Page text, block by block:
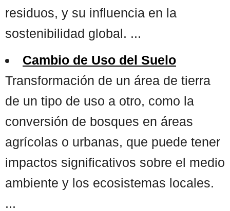
residuos, y su influencia en la
sostenibilidad global. ...
Cambio de Uso del Suelo
Transformación de un área de tierra
de un tipo de uso a otro, como la
conversión de bosques en áreas
agrícolas o urbanas, que puede tener
impactos significativos sobre el medio
ambiente y los ecosistemas locales.
...